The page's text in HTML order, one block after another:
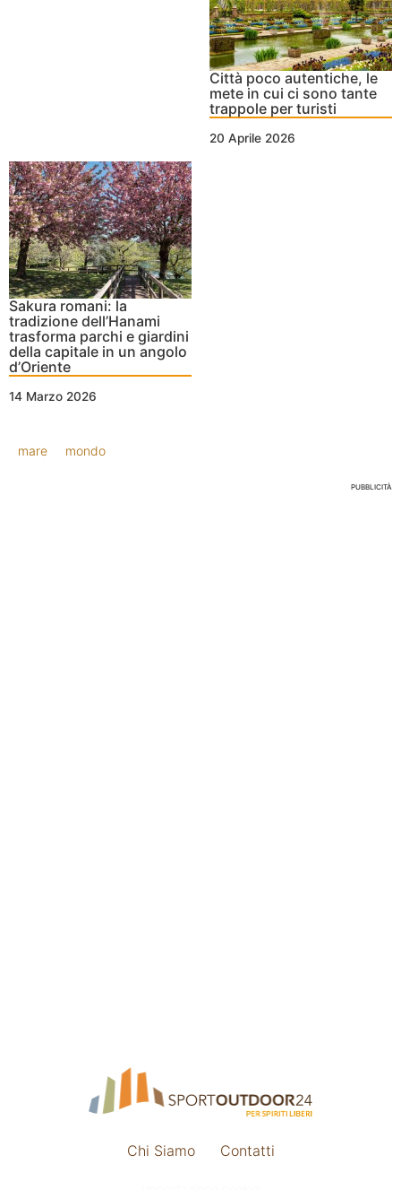
Città poco autentiche, le
mete in cui ci sono tante
trappole per turisti
20 Aprile 2026
Sakura romani: la
tradizione dell’Hanami
trasforma parchi e giardini
della capitale in un angolo
d’Oriente
14 Marzo 2026
mare mondo
PUBBLICITÀ
Chi Siamo Contatti